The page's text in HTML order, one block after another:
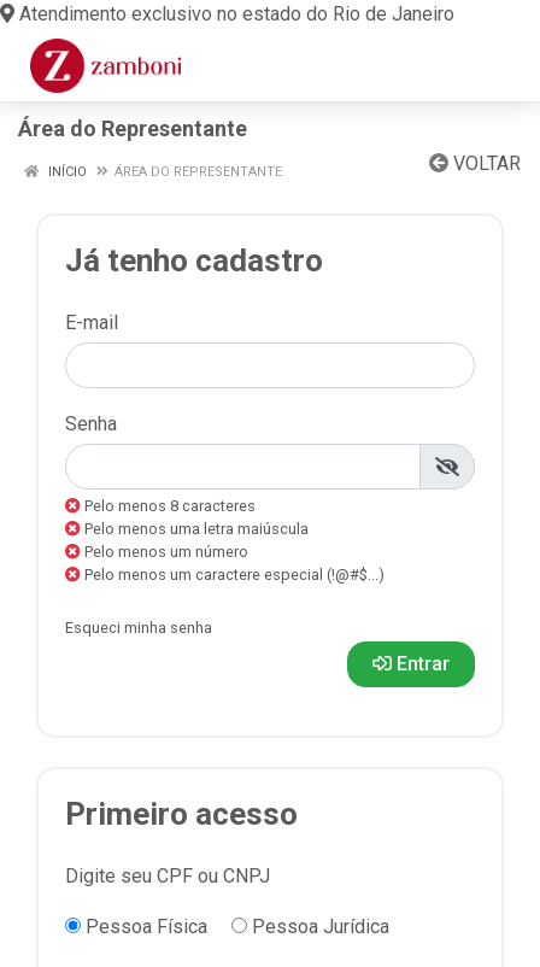
Atendimento exclusivo no estado do Rio de Janeiro
Área do Representante
VOLTAR
INÍCIO ÁREA DO REPRESENTANTE
Já tenho cadastro
E-mail
Senha
Pelo menos 8 caracteres
Pelo menos uma letra maiúscula
Pelo menos um número
Pelo menos um caractere especial (!@#$...)
Esqueci minha senha
Entrar
Primeiro acesso
Digite seu CPF ou CNPJ
Pessoa Física Pessoa Jurídica